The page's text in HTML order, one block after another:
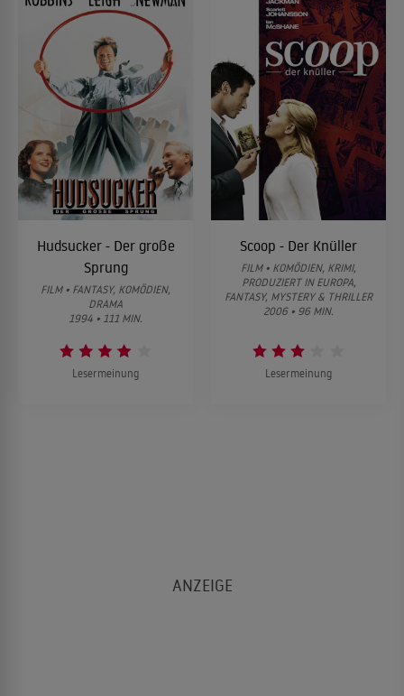
Hudsucker - Der große
Sprung
FILM • FANTASY, KOMÖDIEN,
DRAMA
1994 • 111 MIN.
Lesermeinung
Scoop - Der Knüller
FILM • KOMÖDIEN, KRIMI,
PRODUZIERT IN EUROPA,
FANTASY, MYSTERY & THRILLER
2006 • 96 MIN.
Lesermeinung